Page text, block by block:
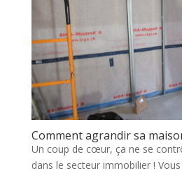
Comment agrandir sa
Un coup de cœur, ça ne se
dans le secteur immobilier !